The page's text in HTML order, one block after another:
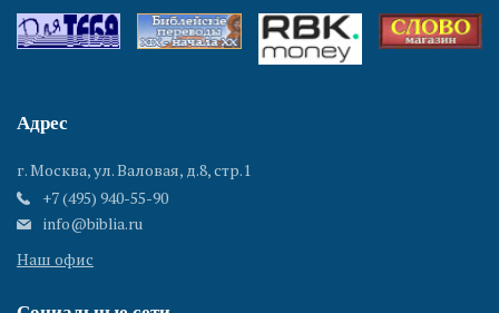
Адрес
г. Москва, ул. Валовая, д.8, стр.1
+7 (495) 940-55-90
info@biblia.ru
Наш офис